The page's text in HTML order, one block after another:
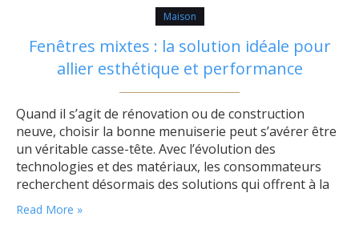
Maison
Fenêtres mixtes : la solution idéale pour
allier esthétique et performance
Quand il s’agit de rénovation ou de construction
neuve, choisir la bonne menuiserie peut s’avérer être
un véritable casse-tête. Avec l’évolution des
technologies et des matériaux, les consommateurs
recherchent désormais des solutions qui offrent à la
fois performance thermique et esthétique. Les
fenêtres mixtes se présentent comme une réponse
Read More »